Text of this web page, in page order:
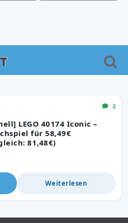
LEGO 40174 Iconic –
für 58,49€
81,48€)
2
Weiterlesen